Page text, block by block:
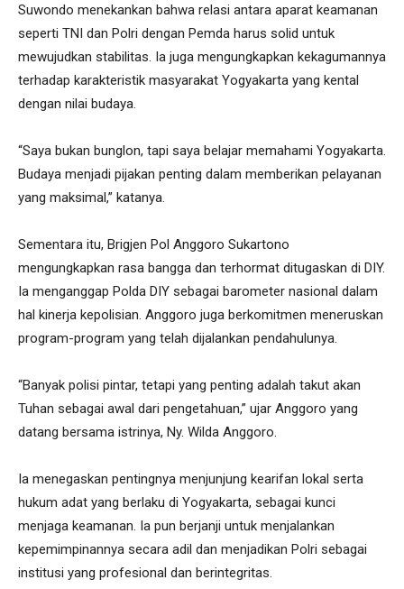
Suwondo menekankan bahwa relasi antara aparat keamanan
seperti TNI dan Polri dengan Pemda harus solid untuk
mewujudkan stabilitas. Ia juga mengungkapkan kekagumannya
terhadap karakteristik masyarakat Yogyakarta yang kental
dengan nilai budaya.
“Saya bukan bunglon, tapi saya belajar memahami Yogyakarta.
Budaya menjadi pijakan penting dalam memberikan pelayanan
yang maksimal,” katanya.
Sementara itu, Brigjen Pol Anggoro Sukartono
mengungkapkan rasa bangga dan terhormat ditugaskan di DIY.
Ia menganggap Polda DIY sebagai barometer nasional dalam
hal kinerja kepolisian. Anggoro juga berkomitmen meneruskan
program-program yang telah dijalankan pendahulunya.
“Banyak polisi pintar, tetapi yang penting adalah takut akan
Tuhan sebagai awal dari pengetahuan,” ujar Anggoro yang
datang bersama istrinya, Ny. Wilda Anggoro.
Ia menegaskan pentingnya menjunjung kearifan lokal serta
hukum adat yang berlaku di Yogyakarta, sebagai kunci
menjaga keamanan. Ia pun berjanji untuk menjalankan
kepemimpinannya secara adil dan menjadikan Polri sebagai
institusi yang profesional dan berintegritas.